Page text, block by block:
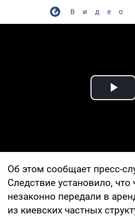
Видео
Об этом сообщает пресс-
Следствие установило, что
незаконно передали в
из киевских частных